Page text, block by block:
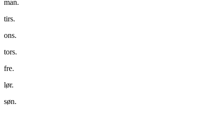
man.
tirs.
ons.
tors.
fre.
lør.
søn.